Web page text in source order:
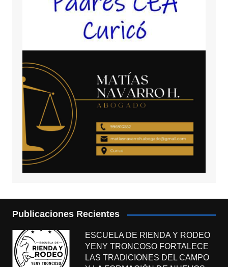
Publicaciones Recientes
ESCUELA DE RIENDA Y RODEO
YENY TRONCOSO FORTALECE
LAS TRADICIONES DEL CAMPO